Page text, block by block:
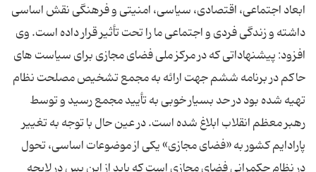
ابعاد اجتماعی، اقتصادی، سیاسی، امنیتی و فرهنگی نقش اساسی
داشته و زندگی فردی و اجتماعی ما را تحت تأثیر قرار داده است. وی
افزود: پیشنهاداتی که در مرکز ملی فضای مجازی برای سیاست ‌های
حاکم در برنامه ششم جهت ارائه به مجمع تشخیص مصلحت نظام
تهیه شده بود در حد بسیار خوبی به تأیید مجمع رسید و توسط
رهبر معظم انقلاب ابلاغ شده است. در عین حال با توجه به تغییر
پارادایم کشور به «فضای مجازی» یکی از موضوعات اساسی، تحول